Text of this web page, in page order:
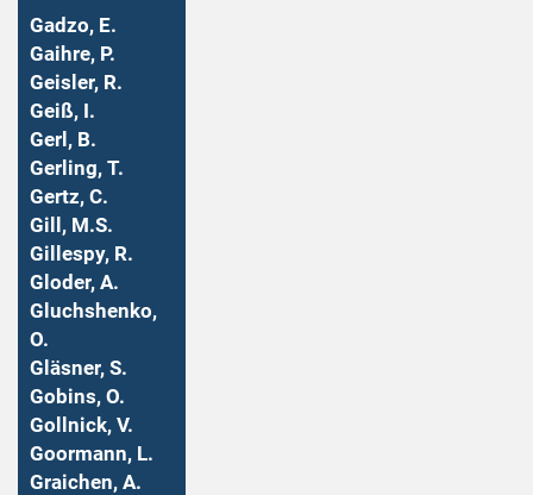
Gadzo, E.
Gaihre, P.
Geisler, R.
Geiß, I.
Gerl, B.
Gerling, T.
Gertz, C.
Gill, M.S.
Gillespy, R.
Gloder, A.
Gluchshenko,
O.
Gläsner, S.
Gobins, O.
Gollnick, V.
Goormann, L.
Graichen, A.